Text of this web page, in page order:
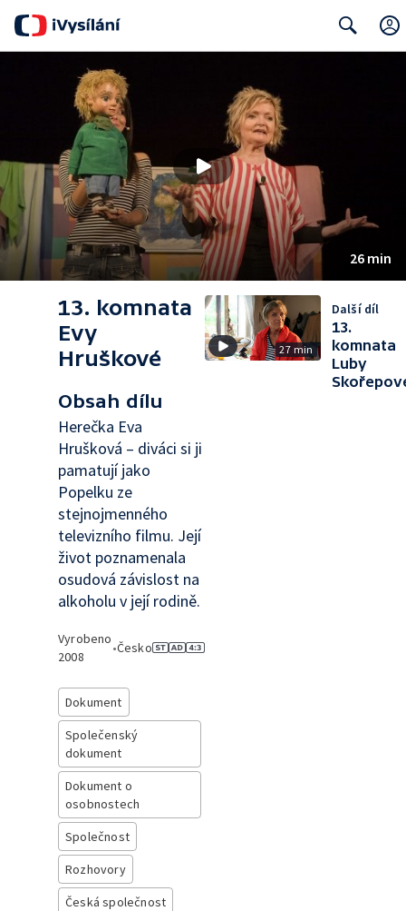
26 min
13. komnata
Evy
Hruškové
Obsah dílu
Herečka Eva
Hrušková – diváci si ji
pamatují jako
Popelku ze
stejnojmenného
televizního filmu. Její
život poznamenala
osudová závislost na
alkoholu v její rodině.
Vyrobeno
2008
•Česko
Dokument
Společenský
dokument
Dokument o
osobnostech
Společnost
Rozhovory
Česká společnost
27 min
Další díl
13.
komnata
Luby